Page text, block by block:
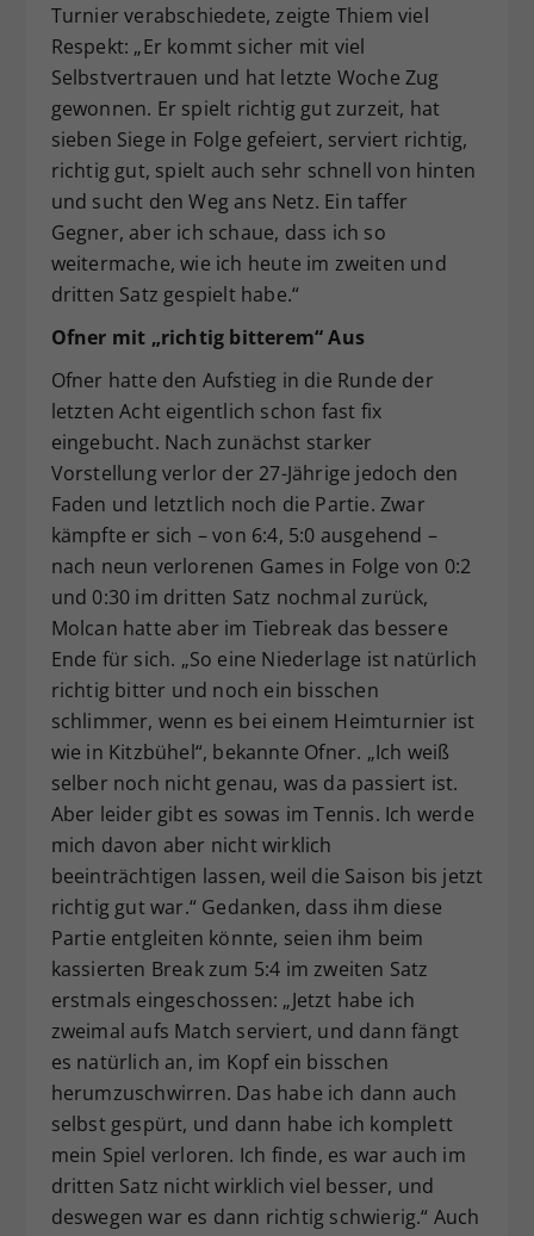
Turnier verabschiedete, zeigte Thiem viel
Respekt: „Er kommt sicher mit viel
Selbstvertrauen und hat letzte Woche Zug
gewonnen. Er spielt richtig gut zurzeit, hat
sieben Siege in Folge gefeiert, serviert richtig,
richtig gut, spielt auch sehr schnell von hinten
und sucht den Weg ans Netz. Ein taffer
Gegner, aber ich schaue, dass ich so
weitermache, wie ich heute im zweiten und
dritten Satz gespielt habe.“
Ofner mit „richtig bitterem“ Aus
Ofner hatte den Aufstieg in die Runde der
letzten Acht eigentlich schon fast fix
eingebucht. Nach zunächst starker
Vorstellung verlor der 27-Jährige jedoch den
Faden und letztlich noch die Partie. Zwar
kämpfte er sich – von 6:4, 5:0 ausgehend –
nach neun verlorenen Games in Folge von 0:2
und 0:30 im dritten Satz nochmal zurück,
Molcan hatte aber im Tiebreak das bessere
Ende für sich. „So eine Niederlage ist natürlich
richtig bitter und noch ein bisschen
schlimmer, wenn es bei einem Heimturnier ist
wie in Kitzbühel“, bekannte Ofner. „Ich weiß
selber noch nicht genau, was da passiert ist.
Aber leider gibt es sowas im Tennis. Ich werde
mich davon aber nicht wirklich
beeinträchtigen lassen, weil die Saison bis jetzt
richtig gut war.“ Gedanken, dass ihm diese
Partie entgleiten könnte, seien ihm beim
kassierten Break zum 5:4 im zweiten Satz
erstmals eingeschossen: „Jetzt habe ich
zweimal aufs Match serviert, und dann fängt
es natürlich an, im Kopf ein bisschen
herumzuschwirren. Das habe ich dann auch
selbst gespürt, und dann habe ich komplett
mein Spiel verloren. Ich finde, es war auch im
dritten Satz nicht wirklich viel besser, und
deswegen war es dann richtig schwierig.“ Auch